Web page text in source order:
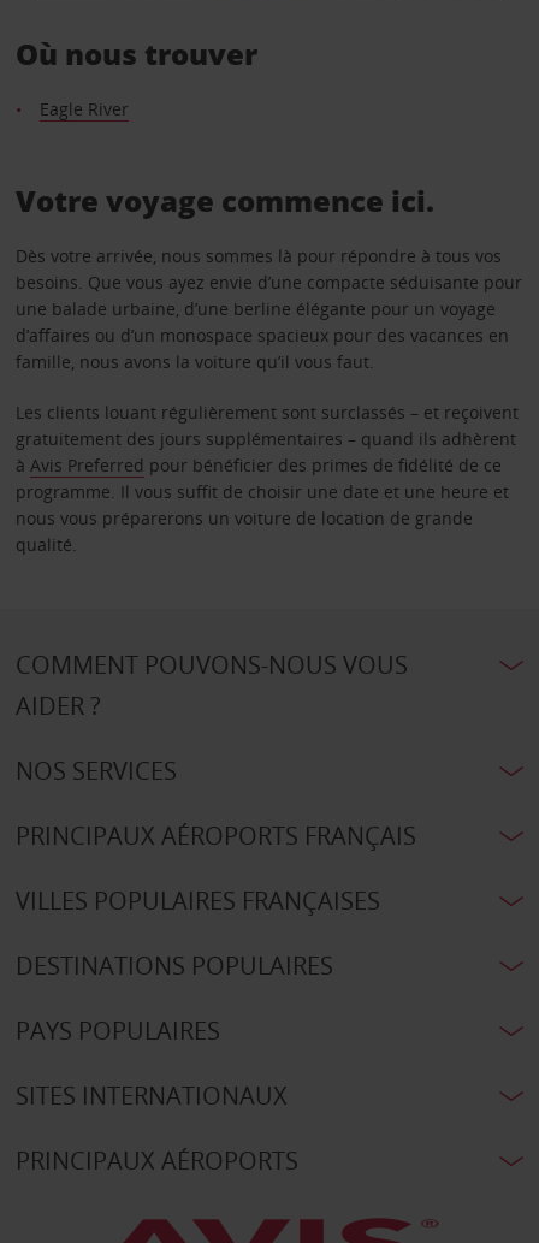
Où nous trouver
Eagle River
Votre voyage commence ici.
Dès votre arrivée, nous sommes là pour répondre à tous vos
besoins. Que vous ayez envie d’une compacte séduisante pour
une balade urbaine, d’une berline élégante pour un voyage
d’affaires ou d’un monospace spacieux pour des vacances en
famille, nous avons la voiture qu’il vous faut.
Les clients louant régulièrement sont surclassés – et reçoivent
gratuitement des jours supplémentaires – quand ils adhèrent
à Avis Preferred pour bénéficier des primes de fidélité de ce
programme. Il vous suffit de choisir une date et une heure et
nous vous préparerons un voiture de location de grande
qualité.
COMMENT POUVONS-NOUS VOUS
AIDER ?
NOS SERVICES
PRINCIPAUX AÉROPORTS FRANÇAIS
VILLES POPULAIRES FRANÇAISES
DESTINATIONS POPULAIRES
PAYS POPULAIRES
SITES INTERNATIONAUX
PRINCIPAUX AÉROPORTS